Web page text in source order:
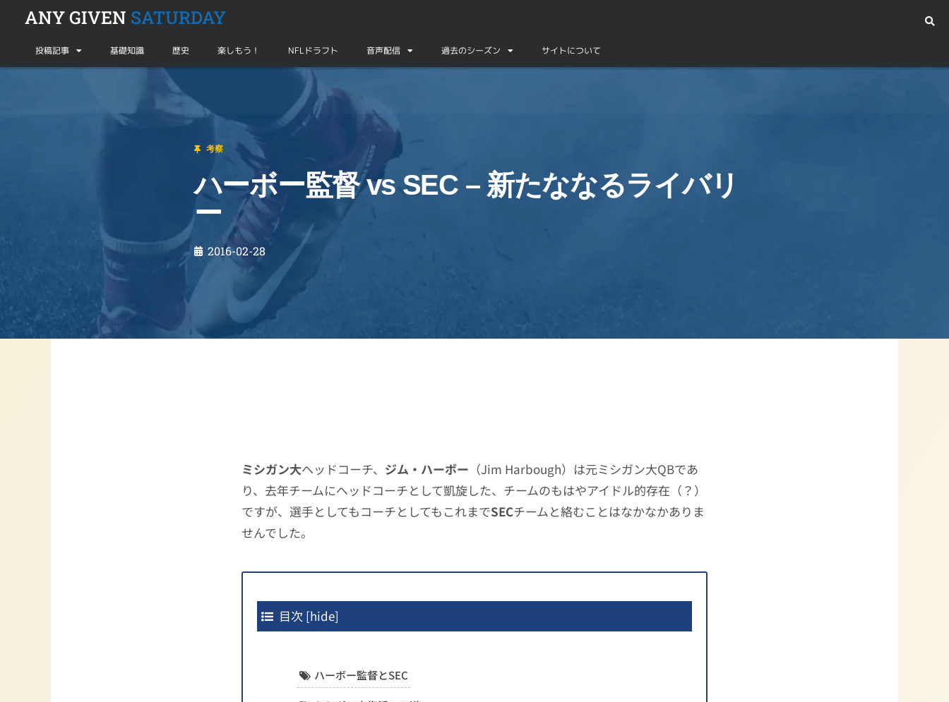
ANY GIVEN SATURDAY
投稿記事 基礎知識 歴史 楽しもう！ NFLドラフト 音声配信 過去のシーズン サイトについて
ハーボー監督 vs SEC – 新たななるライバリー
考察
ハーボー監督 vs SEC – 新たななるライバリ
ー
2016-02-28
ミシガン大ヘッドコーチ、 ジム・ハーボー （Jim Harbough）は元ミシガン大QBであ
り、去年チームにヘッドコーチとして凱旋した、チームのもはやアイドル的存在（？）
ですが、選手としてもコーチとしてもこれまでSECチームと絡むことはなかなかありま
せんでした。
目次 [hide]
ハーボー監督とSEC